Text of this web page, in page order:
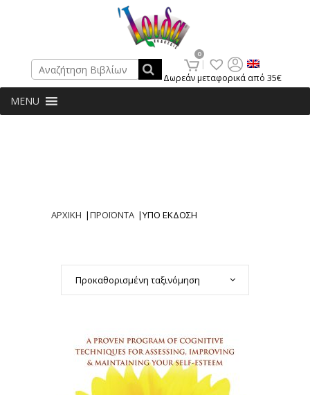
Δωρεάν μεταφορικά από 35€
Search
0
MENU
ΑΡΧΙΚΗ |ΠΡΟΪΟΝΤΑ |ΥΠΟ ΕΚΔΟΣΗ
Προκαθορισμένη ταξινόμηση